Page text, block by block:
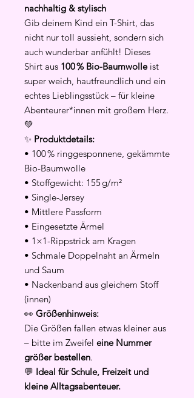
nachhaltig & stylisch
Gib deinem Kind ein T-Shirt, das
nicht nur toll aussieht, sondern sich
auch wunderbar anfühlt! Dieses
Shirt aus 100 % Bio-Baumwolleist
super weich, hautfreundlich und ein
echtes Lieblingsstück – für kleine
Abenteurer*innen mit großem Herz.
💚
✨ Produktdetails:
• 100 % ringgesponnene, gekämmte
Bio-Baumwolle
• Stoffgewicht: 155 g/m²
• Single-Jersey
• Mittlere Passform
• Eingesetzte Ärmel
• 1×1-Rippstrick am Kragen
• Schmale Doppelnaht an Ärmeln
und Saum
• Nackenband aus gleichem Stoff
(innen)
👀 Größenhinweis:
Die Größen fallen etwas kleiner aus
– bitte im Zweifel eine Nummer
größer bestellen.
💬 Ideal für Schule, Freizeit und
kleine Alltagsabenteuer.